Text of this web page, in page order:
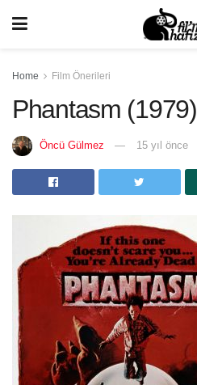
Home Film Önerileri
Phantasm (1979)
Öncü Gülmez 15 yıl önce